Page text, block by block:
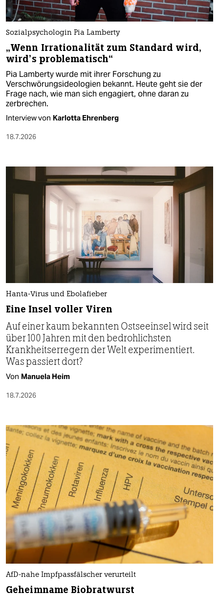
Sozialpsychologin Pia Lamberty
„Wenn Irrationalität zum Standard wird,
wird’s problematisch“
Pia Lamberty wurde mit ihrer Forschung zu
Verschwörungsideologien bekannt. Heute geht sie der
Frage nach, wie man sich engagiert, ohne daran zu
zerbrechen.
Interview von Karlotta Ehrenberg
18.7.2026
Hanta-Virus und Ebolafieber
Eine Insel voller Viren
Auf einer kaum bekannten Ostseeinsel wird seit
über 100 Jahren mit den bedrohlichsten
Krankheitserregern der Welt experimentiert.
Was passiert dort?
Von Manuela Heim
18.7.2026
AfD-nahe Impfpassfälscher verurteilt
Geheimname Biobratwurst